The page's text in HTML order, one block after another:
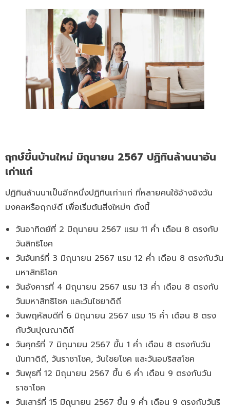
ฤกษ์ขึ้นบ้านใหม่ มิถุนายน 2567 ปฏิทินล้านนาอัน
เก่าแก่
ปฏิทินล้านนาเป็นอีกหนึ่งปฏิทินเก่าแก่ ที่หลายคนใช้อ้างอิงวัน
มงคลหรือฤกษ์ดี เพื่อเริ่มต้นสิ่งใหม่ๆ ดังนี้
วันอาทิตย์ที่ 2 มิถุนายน 2567 แรม 11 ค่ำ เดือน 8 ตรงกับ
วันสิทธิโชค
วันจันทร์ที่ 3 มิถุนายน 2567 แรม 12 ค่ำ เดือน 8 ตรงกับวัน
มหาสิทธิโชค
วันอังคารที่ 4 มิถุนายน 2567 แรม 13 ค่ำ เดือน 8 ตรงกับ
วันมหาสิทธิโชค และวันไชยาดิถี
วันพฤหัสบดีที่ 6 มิถุนายน 2567 แรม 15 ค่ำ เดือน 8 ตรง
กับวันปุณณาดิถี
วันศุกร์ที่ 7 มิถุนายน 2567 ขึ้น 1 ค่ำ เดือน 8 ตรงกับวัน
นันทาดิถี, วันราชาโชค, วันไชยโชค และวันอมริสสโชค
วันพุธที่ 12 มิถุนายน 2567 ขึ้น 6 ค่ำ เดือน 9 ตรงกับวัน
ราชาโชค
วันเสาร์ที่ 15 มิถุนายน 2567 ขึ้น 9 ค่ำ เดือน 9 ตรงกับวันริ